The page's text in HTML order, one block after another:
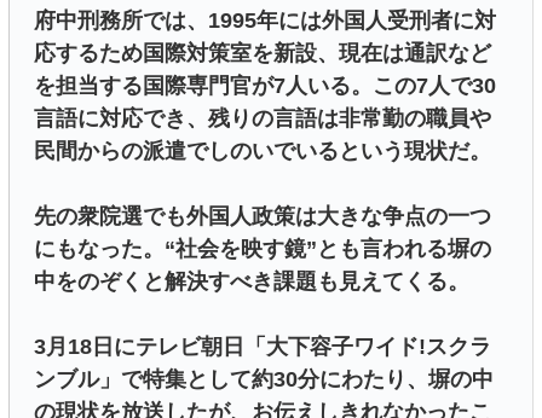
府中刑務所では、1995年には外国人受刑者に対
応するため国際対策室を新設、現在は通訳など
を担当する国際専門官が7人いる。この7人で30
言語に対応でき、残りの言語は非常勤の職員や
民間からの派遣でしのいでいるという現状だ。
先の衆院選でも外国人政策は大きな争点の一つ
にもなった。“社会を映す鏡”とも言われる塀の
中をのぞくと解決すべき課題も見えてくる。
3月18日にテレビ朝日「大下容子ワイド!スクラ
ンブル」で特集として約30分にわたり、塀の中
の現状を放送したが、お伝えしきれなかったこ